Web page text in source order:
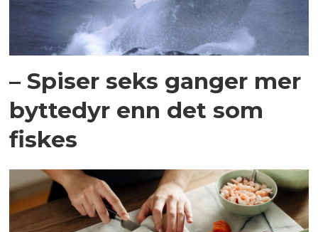
– Spiser seks ganger mer
byttedyr enn det som
fiskes